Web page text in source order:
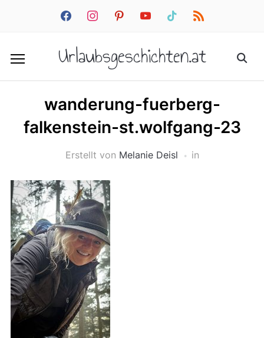
facebookinstagrampinterestyoutube tiktok rss
Urlaubsgeschichten.at
wanderung-fuerberg-
falkenstein-st.wolfgang-23
Erstellt von Melanie Deisl in